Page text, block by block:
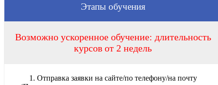
Этапы обучения
Возможно ускоренное обучение: длительность
курсов от 2 недель
1. Отправка заявки на сайте/по телефону/на почту